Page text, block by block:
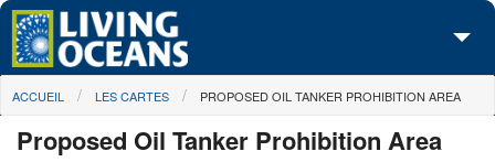
Skip to main content
À propos de nous
Nos campagnes
You are here
ACCUEIL LES CARTES PROPOSED OIL TANKER PROHIBITION AREA
Proposed Oil Tanker Prohibition Area